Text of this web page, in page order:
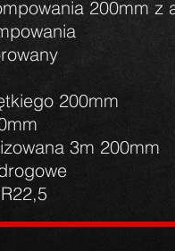
200mm z
200mm
3m 200mm